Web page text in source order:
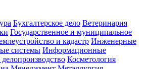
Бухгалтерское дело Ветеринария
Государственное и муниципальное
и кадастр Инженерные
системы Информационные
Косметология